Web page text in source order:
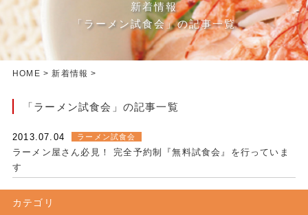
新着情報
「ラーメン試食会」の記事一覧
HOME >新着情報 >
「ラーメン試食会」の記事一覧
2013.07.04 ラーメン試食会
ラーメン屋さん必見！ 完全予約制『無料試食会』を行っていま
す
カテゴリ